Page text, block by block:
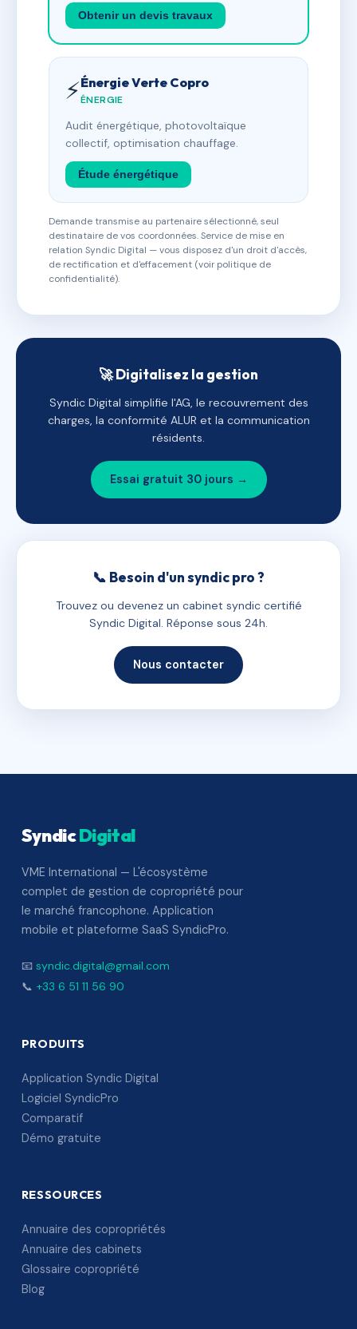
Obtenir un devis travaux
⚡Énergie Verte Copro
ÉNERGIE
Audit énergétique, photovoltaïque
collectif, optimisation chauffage.
Étude énergétique
Demande transmise au partenaire sélectionné, seul
destinataire de vos coordonnées. Service de mise en
relation Syndic Digital — vous disposez d'un droit d'accès,
de rectification et d'effacement (voir politique de
confidentialité).
🚀 Digitalisez la gestion
Syndic Digital simplifie l'AG, le recouvrement des
charges, la conformité ALUR et la communication
résidents.
Essai gratuit 30 jours →
📞 Besoin d'un syndic pro ?
Trouvez ou devenez un cabinet syndic certifié
Syndic Digital. Réponse sous 24h.
Nous contacter
SyndicDigital
VME International — L'écosystème
complet de gestion de copropriété pour
le marché francophone. Application
mobile et plateforme SaaS SyndicPro.
📧 syndic.digital@gmail.com
📞 +33 6 51 11 56 90
PRODUITS
Application Syndic Digital
Logiciel SyndicPro
Comparatif
Démo gratuite
RESSOURCES
Annuaire des copropriétés
Annuaire des cabinets
Glossaire copropriété
Blog